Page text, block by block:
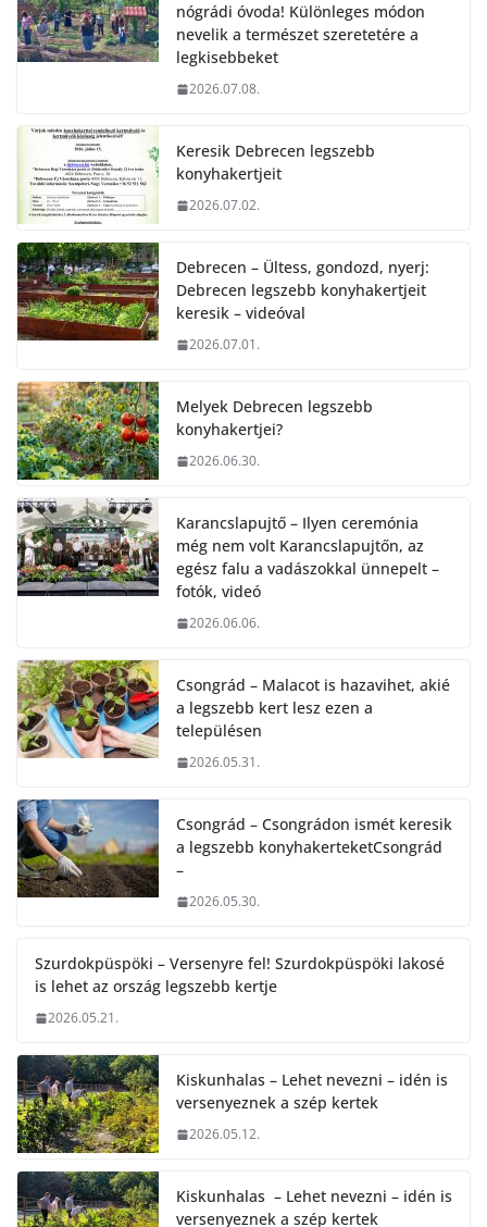
nógrádi óvoda! Különleges módon
nevelik a természet szeretetére a
legkisebbeket
2026.07.08.
Keresik Debrecen legszebb
konyhakertjeit
2026.07.02.
Debrecen – Ültess, gondozd, nyerj:
Debrecen legszebb konyhakertjeit
keresik – videóval
2026.07.01.
Melyek Debrecen legszebb
konyhakertjei?
2026.06.30.
Karancslapujtő – Ilyen ceremónia
még nem volt Karancslapujtőn, az
egész falu a vadászokkal ünnepelt –
fotók, videó
2026.06.06.
Csongrád – Malacot is hazavihet, akié
a legszebb kert lesz ezen a
településen
2026.05.31.
Csongrád – Csongrádon ismét keresik
a legszebb konyhakerteketCsongrád
–
2026.05.30.
Szurdokpüspöki – Versenyre fel! Szurdokpüspöki lakosé
is lehet az ország legszebb kertje
2026.05.21.
Kiskunhalas – Lehet nevezni – idén is
versenyeznek a szép kertek
2026.05.12.
Kiskunhalas – Lehet nevezni – idén is
versenyeznek a szép kertek